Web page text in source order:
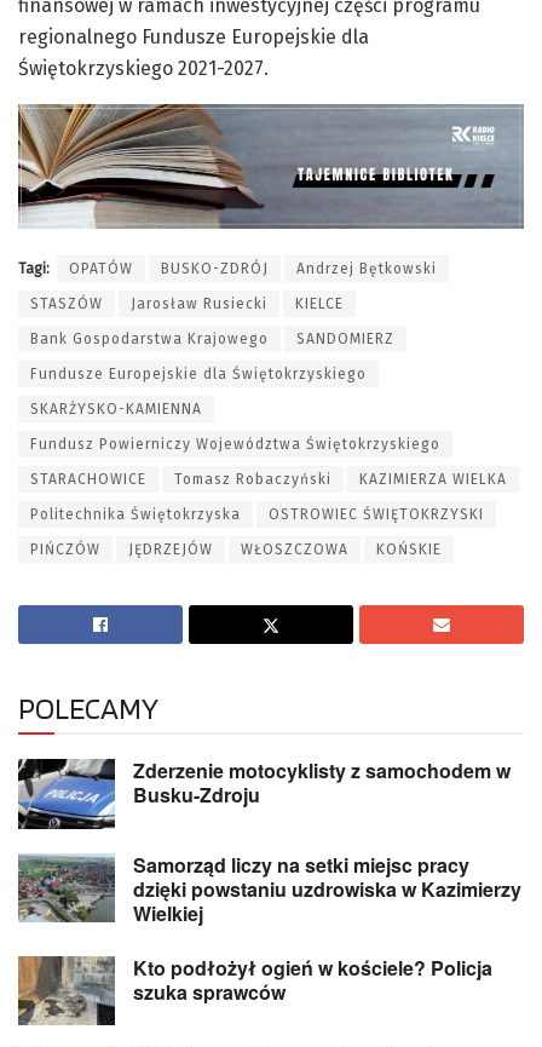
finansowej w ramach inwestycyjnej części programu
regionalnego Fundusze Europejskie dla
Świętokrzyskiego 2021-2027.
Tagi: OPATÓW BUSKO-ZDRÓJ Andrzej Bętkowski
STASZÓW Jarosław Rusiecki KIELCE
Bank Gospodarstwa Krajowego SANDOMIERZ
Fundusze Europejskie dla Świętokrzyskiego
SKARŻYSKO-KAMIENNA
Fundusz Powierniczy Województwa Świętokrzyskiego
STARACHOWICE Tomasz Robaczyński KAZIMIERZA WIELKA
Politechnika Świętokrzyska OSTROWIEC ŚWIĘTOKRZYSKI
PIŃCZÓW JĘDRZEJÓW WŁOSZCZOWA KOŃSKIE
POLECAMY
Zderzenie motocyklisty z samochodem w
Busku-Zdroju
Samorząd liczy na setki miejsc pracy
dzięki powstaniu uzdrowiska w Kazimierzy
Wielkiej
Kto podłożył ogień w kościele? Policja
szuka sprawców